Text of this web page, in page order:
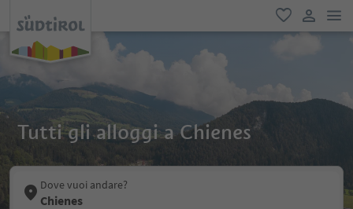
favoriti
user link
Tutti gli alloggi a Chienes
Dove vuoi andare?
Chienes